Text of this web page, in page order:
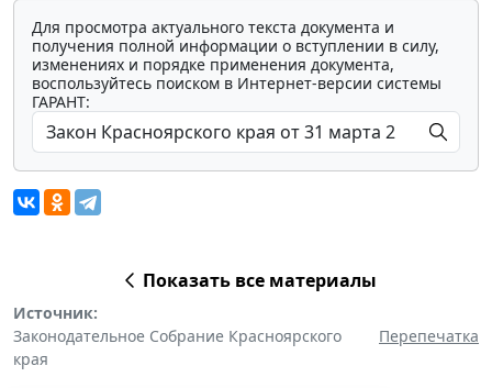
Для просмотра актуального текста документа и
получения полной информации о вступлении в силу,
изменениях и порядке применения документа,
воспользуйтесь поиском в Интернет-версии системы
ГАРАНТ:
Показать все материалы
Источник:
Законодательное Собрание Красноярского
края
Перепечатка